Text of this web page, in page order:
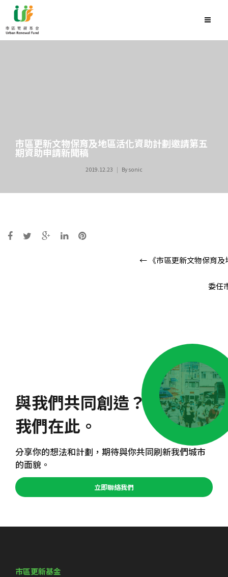
市區更新文物保育及地區活化資助計劃邀請第五
期資助申請新聞稿
2019.12.23 By sonic
←《市區更新文物保育及
委任
與我們共同創造？
我們在此。
分享你的想法和計劃，期待與你共同刷新我們城市
的面貌。
立即聯絡我們
市區更新基金